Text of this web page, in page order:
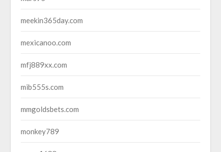
meekin365day.com
mexicanoo.com
mfj889xx.com
mib555s.com
mmgoldsbets.com
monkey789